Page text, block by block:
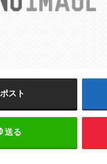
ポスト
送る